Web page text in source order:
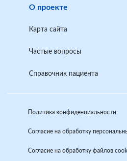
О проекте
Карта сайта
Частые вопросы
Справочник пациента
Политика конфиденциальности
Согласие на обработку
Согласие на обработку файлов